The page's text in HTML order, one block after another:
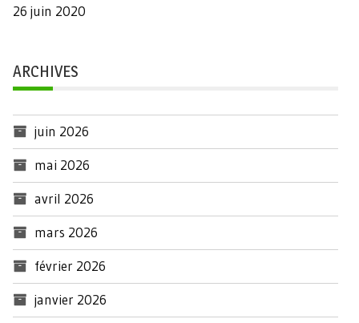
26 juin 2020
ARCHIVES
juin 2026
mai 2026
avril 2026
mars 2026
février 2026
janvier 2026